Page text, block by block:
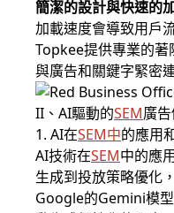
簡潔的設計與快速的
加載速度會導致用戶
Topkee提供專業的
與廣告和關鍵字緊密
II、AI驅動的SEM廣
1. AI在SEM中的應用
AI技術在SEM中的應
生成到投放策略優化
Google的Gemini模